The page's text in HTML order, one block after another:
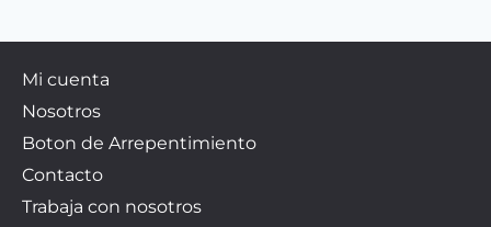
Mi cuenta
Nosotros
Boton de Arrepentimiento
Contacto
Trabaja con nosotros